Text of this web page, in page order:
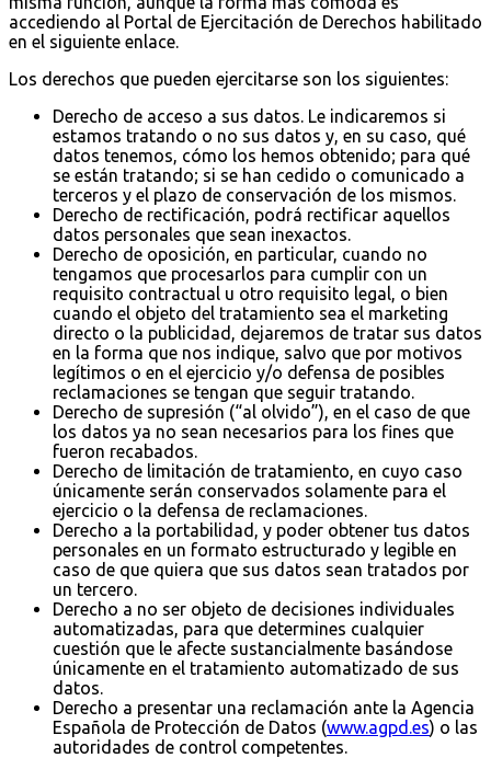
accediendo al Portal de Ejercitación de Derechos habilitado
en el siguiente enlace.
Los derechos que pueden ejercitarse son los siguientes:
Derecho de acceso a sus datos. Le indicaremos si
estamos tratando o no sus datos y, en su caso, qué
datos tenemos, cómo los hemos obtenido; para qué
se están tratando; si se han cedido o comunicado a
terceros y el plazo de conservación de los mismos.
Derecho de rectificación, podrá rectificar aquellos
datos personales que sean inexactos.
Derecho de oposición, en particular, cuando no
tengamos que procesarlos para cumplir con un
requisito contractual u otro requisito legal, o bien
cuando el objeto del tratamiento sea el marketing
directo o la publicidad, dejaremos de tratar sus datos
en la forma que nos indique, salvo que por motivos
legítimos o en el ejercicio y/o defensa de posibles
reclamaciones se tengan que seguir tratando.
Derecho de supresión (“al olvido”), en el caso de que
los datos ya no sean necesarios para los fines que
fueron recabados.
Derecho de limitación de tratamiento, en cuyo caso
únicamente serán conservados solamente para el
ejercicio o la defensa de reclamaciones.
Derecho a la portabilidad, y poder obtener tus datos
personales en un formato estructurado y legible en
caso de que quiera que sus datos sean tratados por
un tercero.
Derecho a no ser objeto de decisiones individuales
automatizadas, para que determines cualquier
cuestión que le afecte sustancialmente basándose
únicamente en el tratamiento automatizado de sus
datos.
Derecho a presentar una reclamación ante la Agencia
Española de Protección de Datos (www.agpd.es) o las
autoridades de control competentes.